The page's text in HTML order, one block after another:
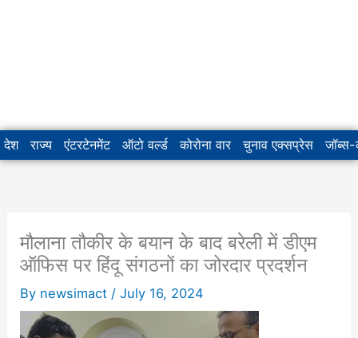
देश राज्य एंटरटेनमेंट ऑटो वर्ल्ड कोरोना वार चुनाव एक्सप्रेस जॉब्स-
मौलाना तौकीर के बयान के बाद बरेली में डीएम
ऑफिस पर हिंदू संगठनों का जोरदार प्रदर्शन
By newsimact /July 16, 2024